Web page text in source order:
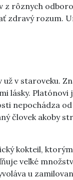
z rôznych
zdravý rozum.
v staroveku.
lásky.
nepochádza
človek akoby
kokteil,
veľké
u